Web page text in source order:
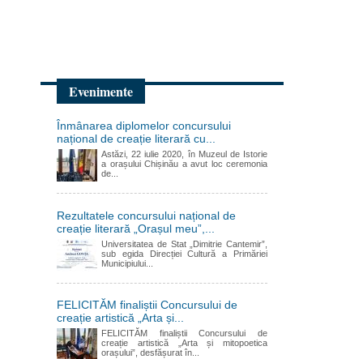
Evenimente
Înmânarea diplomelor concursului
național de creație literară cu...
Astăzi, 22 iulie 2020, în Muzeul de Istorie
a orașului Chișinău a avut loc ceremonia
de...
Rezultatele concursului național de
creație literară „Orașul meu”,...
Universitatea de Stat „Dimitrie Cantemir”,
sub egida Direcției Cultură a Primăriei
Municipiului...
FELICITĂM finaliștii Concursului de
creație artistică „Arta și...
FELICITĂM finaliștii Concursului de
creație artistică „Arta și mitopoetica
orașului”, desfășurat în...